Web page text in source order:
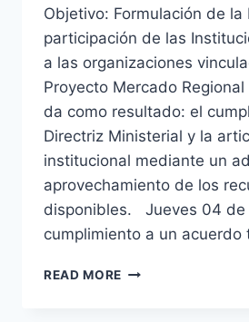
Objetivo: Formulación de la
participación de las
a las organizaciones
Proyecto Mercado
da como resultado: el
Directriz Ministerial y la
institucional mediante un
aprovechamiento de los
disponibles. Jueves 04 de
cumplimiento a un
READ MORE TALLER